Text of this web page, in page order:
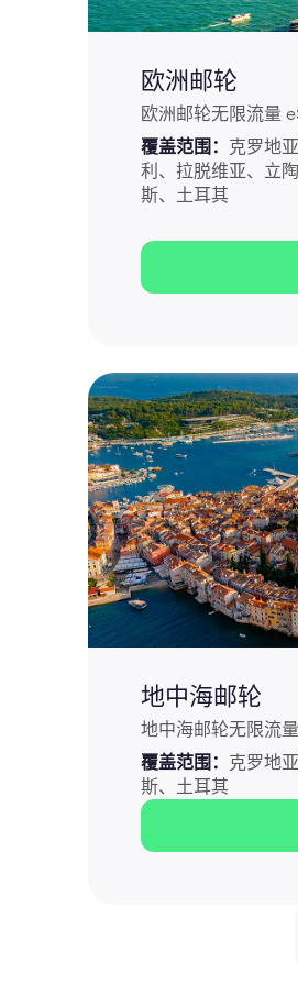
欧洲邮轮
欧洲邮轮无限流量
覆盖范围：
克罗地
利、拉脱维亚、立
斯、土耳其
地中海邮轮
地中海邮轮无限流
覆盖范围：
克罗地
斯、土耳其